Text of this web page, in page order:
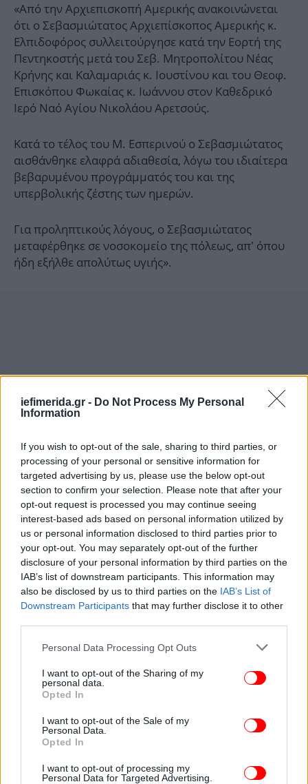
iefimerida.gr - Do Not Process My Personal
Information
If you wish to opt-out of the sale, sharing to third parties, or
processing of your personal or sensitive information for
targeted advertising by us, please use the below opt-out
section to confirm your selection. Please note that after your
opt-out request is processed you may continue seeing
interest-based ads based on personal information utilized by
us or personal information disclosed to third parties prior to
your opt-out. You may separately opt-out of the further
disclosure of your personal information by third parties on the
IAB’s list of downstream participants. This information may
also be disclosed by us to third parties on the IAB’s List of
Downstream Participants that may further disclose it to other
Please note that this website/app uses one or more Google
not limited to your visit or usage behaviour. You may click to
grant or deny consent to Google and its third-party tags to
use your data for below specified purposes in below Google
consent section.
Personal Data Processing Opt Outs
I want to opt-out of the Sharing of my
personal data.
Opted In
I want to opt-out of the Sale of my
Personal Data.
Opted In
I want to opt-out of processing my
Personal Data for Targeted Advertising.
«Από την Αρχιεπισκοπή Αμερικής ανακοινώνεται
ότι ο Σεβασμιώτατος Αρχιεπίσκοπος Αμερικής κ.
Ελπιδοφόρος συλλειτούργησε κατά την Εορτή της
Πεντηκοστής μετά του Σεβ. Μητροπολίτου Νέας
Κρήνης και Καλαμαριάς κ. Ιουστίνου και του Θεοφ.
Επισκόπου Φωκαίας κ. Ιωάννου στον Καθεδρικό
Ιερό Ναό Αγίου Νικολάου Αρετσούς.
Κατά το τέλος του M. Εσπερινού ο Σεβασμιώτατος
αισθάνθηκε ελαφρά αδιαθεσία, λόγω του ιδιαίτερα
βεβαρυμένου προγράμματός του και της
υπερβολικής ζέστης των ημερών.
Για προληπτικούς λόγους, ο Σεβασμιώτατος
μεταφέρθηκε σε νοσοκομείο της πόλεως, απ’ όπου
ήδη εξήλθε απολύτως υγιής».